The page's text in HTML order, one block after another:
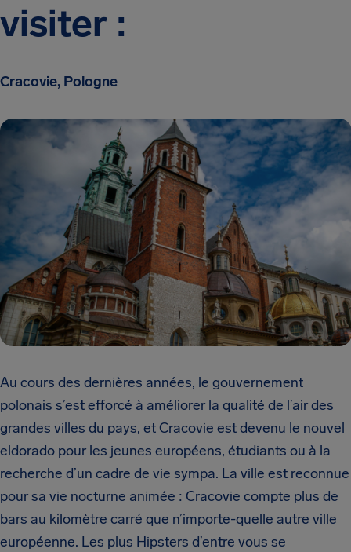
visiter :
Cracovie, Pologne
Au cours des dernières années, le gouvernement
polonais s’est efforcé à améliorer la qualité de l’air des
grandes villes du pays, et Cracovie est devenu le nouvel
eldorado pour les jeunes européens, étudiants ou à la
recherche d’un cadre de vie sympa. La ville est reconnue
pour sa vie nocturne animée : Cracovie compte plus de
bars au kilomètre carré que n’importe-quelle autre ville
européenne. Les plus Hipsters d’entre vous se